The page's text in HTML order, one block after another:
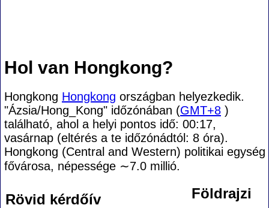
Hol van Hongkong?
Hongkong Hongkong országban helyezkedik.
"Ázsia/Hong_Kong" időzónában (GMT+8 )
található, ahol a helyi pontos idő: 00:17,
vasárnap (eltérés a te időzónádtól: 8 óra).
Hongkong (Central and Western) politikai egység
fővárosa, népessége ∼7.0 millió.
Rövid kérdőív Földrajzi